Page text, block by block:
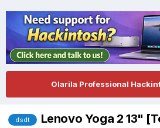
Olarila Professional
dsdt Lenovo Yoga 2 13"